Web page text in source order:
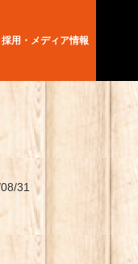
採用・メディア情報
31